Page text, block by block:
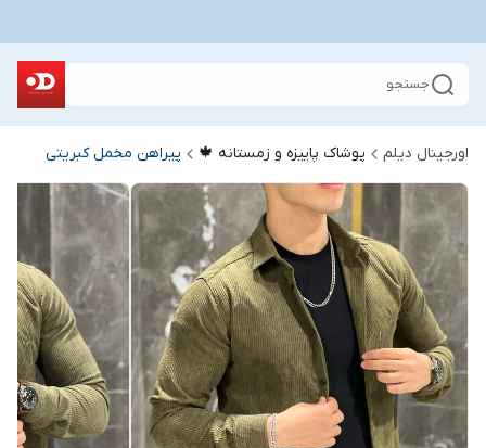
جستجو
اورجینال دیلم پوشاک پاییزه و زمستانه 🍁 پیراهن مخمل کبریتی